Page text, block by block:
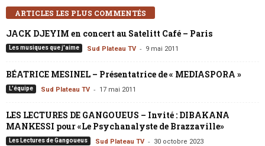
ARTICLES LES PLUS COMMENTÉS
JACK DJEYIM en concert au Satelitt Café – Paris
Les musiques que j'aime Sud Plateau TV - 9 mai 2011
BÉATRICE MESINEL – Présentatrice de « MEDIASPORA »
L'équipe Sud Plateau TV - 17 mai 2011
LES LECTURES DE GANGOUEUS – Invité : DIBAKANA
MANKESSI pour «Le Psychanalyste de Brazzaville»
Les Lectures de Gangoueus Sud Plateau TV - 30 octobre 2023